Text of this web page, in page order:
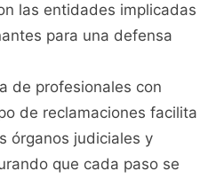
las entidades implicadas
para una defensa
de profesionales con
de reclamaciones facilita
órganos judiciales y
que cada paso se